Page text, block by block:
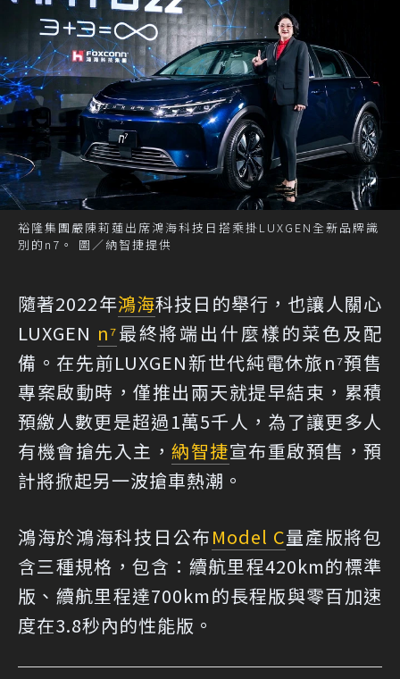
裕隆集團嚴陳莉蓮出席鴻海科技日搭乘掛LUXGEN全新品牌識
別的n7。 圖／納智捷提供
隨著2022年鴻海科技日的舉行，也讓人關心
LUXGEN n⁷最終將端出什麼樣的菜色及配
備。在先前LUXGEN新世代純電休旅n⁷預售
專案啟動時，僅推出兩天就提早結束，累積
預繳人數更是超過1萬5千人，為了讓更多人
有機會搶先入主， 納智捷宣布重啟預售，預
計將掀起另一波搶車熱潮。
鴻海於鴻海科技日公布Model C量產版將包
含三種規格，包含：續航里程420km的標準
版、續航里程達700km的長程版與零百加速
度在3.8秒內的性能版。